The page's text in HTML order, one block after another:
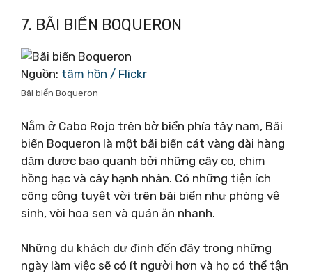
7. BÃI BIỂN BOQUERON
Nguồn: tâm hồn / Flickr
Bãi biển Boqueron
Nằm ở Cabo Rojo trên bờ biển phía tây nam, Bãi
biển Boqueron là một bãi biển cát vàng dài hàng
dặm được bao quanh bởi những cây cọ, chim
hồng hạc và cây hạnh nhân. Có những tiện ích
công cộng tuyệt vời trên bãi biển như phòng vệ
sinh, vòi hoa sen và quán ăn nhanh.
Những du khách dự định đến đây trong những
ngày làm việc sẽ có ít người hơn và họ có thể tận